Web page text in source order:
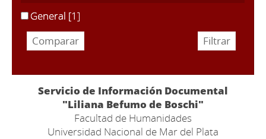
General [1]
Servicio de Información Documental
"Liliana Befumo de Boschi"
Facultad de Humanidades
Universidad Nacional de Mar del Plata